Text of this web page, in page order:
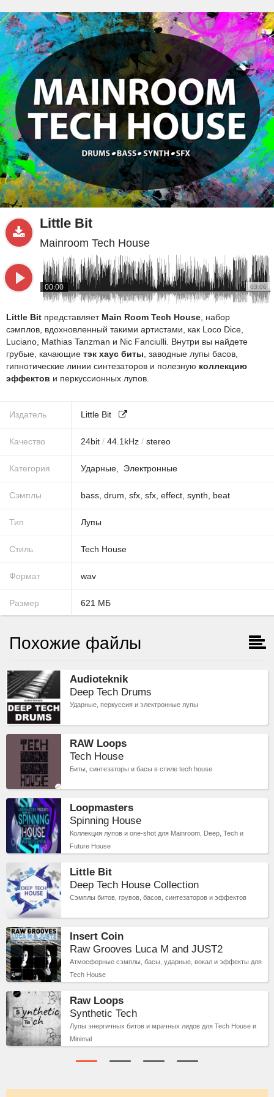
SamplePRO.ru
beta
Little Bit
Mainroom Tech House
03:06
00:00
Little Bit представляет Main Room Tech House , набор
сэмплов, вдохновленный такими артистами, как Loco Dice,
Luciano, Mathias Tanzman и Nic Fanciulli. Внутри вы найдете
грубые, качающие тэк хаус биты , заводные лупы басов,
гипнотические линии синтезаторов и полезную коллекцию
эффектов и перкуссионных лупов.
Издатель Little Bit
Качество 24bit / 44.1 kHz / stereo
Категория Ударные Электронные
Сэмплы bass drum sfx sfx effect synth beat
Тип Лупы
Стиль Tech House
Формат wav
Размер 621 МБ
Похожие файлы
Audioteknik
Deep Tech Drums
Ударные, перкуссия и электронные лупы
RAW Loops
Tech House
Биты, синтезаторы и басы в стиле tech house
Loopmasters
Spinning House
Коллекция лупов и one-shot для Mainroom, Deep, Tech и
Future House
Little Bit
Deep Tech House Collection
Сэмплы битов, грувов, басов, синтезаторов и эффектов
Insert Coin
Raw Grooves Luca M and JUST2
Атмосферные сэмплы, басы, ударные, вокал и эффекты для
Tech House
Raw Loops
Synthetic Tech
Лупы энергичных битов и мрачных лидов для Tech House и
Minimal